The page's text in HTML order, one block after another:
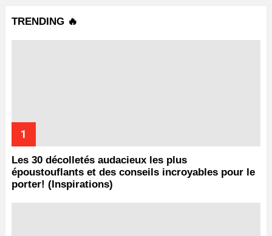
TRENDING 🔥
Les 30 décolletés audacieux les plus
époustouflants et des conseils incroyables pour le
porter! (Inspirations)